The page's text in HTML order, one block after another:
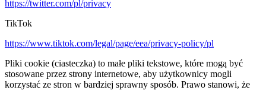
https://twitter.com/pl/privacy
TikTok
https://www.tiktok.com/legal/page/eea/privacy-policy/pl
Pliki cookie (ciasteczka) to małe pliki tekstowe, które mogą być
stosowane przez strony internetowe, aby użytkownicy mogli
korzystać ze stron w bardziej sprawny sposób. Prawo stanowi, że